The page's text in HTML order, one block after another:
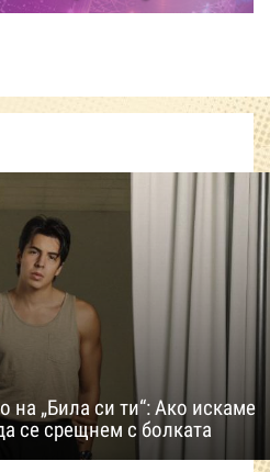
на „Била си ти“: Ако искаме
се срещнем с болката